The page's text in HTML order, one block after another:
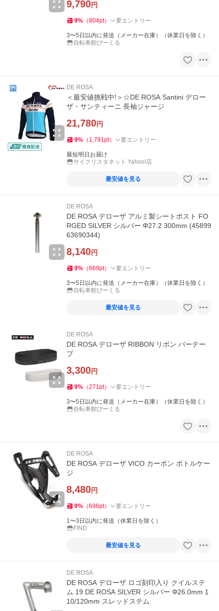
9,790円
9% （804pt） 要エントリー
3〜5日以内に発送（メーカー在庫）（休業日を除く）
自転車館びーくる
DE ROSA
＜最安値挑戦中!＞☆DE ROSA Santini デロー
ザ・サンティーニ 長袖ジャージ
21,780円
9% （ 1,791pt） 要エントリー
最短明日お届け
サイクリスタネット Yahoo!店
最安値を見る
DE ROSA
DE ROSA デローザ アルミ製シートポスト FO
RGED SILVER シルバー Φ27.2 300mm (45899
63690344)
8,140円
9% （669pt） 要エントリー
3〜5日以内に発送（メーカー在庫）（休業日を除く）
自転車館びーくる
最安値を見る
DE ROSA
DE ROSA デローザ RIBBON リボン バーテー
プ
3,300円
9% （271pt） 要エントリー
3〜5日以内に発送（メーカー在庫）（休業日を除く）
自転車館びーくる
DE ROSA
DE ROSA デローザ VICO カーボン ボトルケー
ジ
8,480円
9% （696pt） 要エントリー
1〜3日以内に発送（休業日を除く）
FIND
最安値を見る
DE ROSA
DE ROSA デローザ ロゴ刻印入り クイルステ
ム 19 DE ROSA SILVER シルバー Φ26.0mm 1
10/120mm スレッドステム